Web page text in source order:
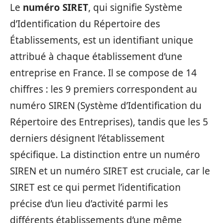
Le numéro SIRET, qui signifie Système
d’Identification du Répertoire des
Établissements, est un identifiant unique
attribué à chaque établissement d’une
entreprise en France. Il se compose de 14
chiffres : les 9 premiers correspondent au
numéro SIREN (Système d’Identification du
Répertoire des Entreprises), tandis que les 5
derniers désignent l’établissement
spécifique. La distinction entre un numéro
SIREN et un numéro SIRET est cruciale, car le
SIRET est ce qui permet l’identification
précise d’un lieu d’activité parmi les
différents établissements d’une même